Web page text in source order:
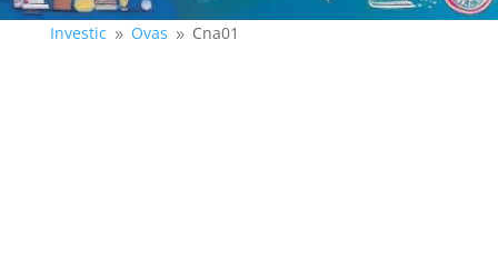
Investic 9 Ovas 9 Cna01